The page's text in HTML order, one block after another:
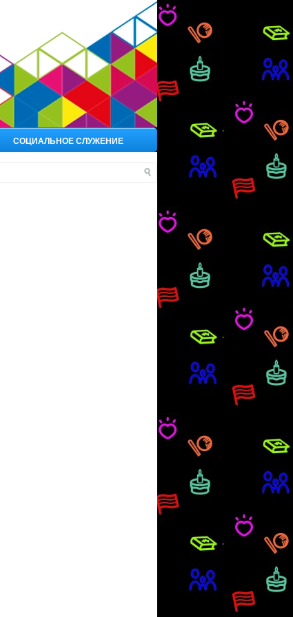
СОЦИАЛЬНОЕ СЛУЖЕНИЕ